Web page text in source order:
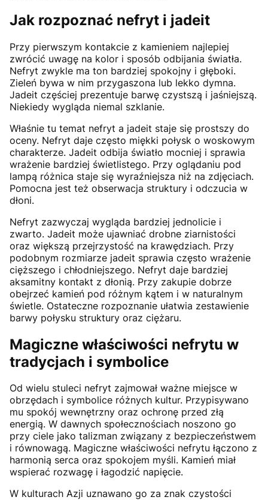
Jak rozpoznać nefryt i jadeit
Przy pierwszym kontakcie z kamieniem najlepiej
zwrócić uwagę na kolor i sposób odbijania światła.
Nefryt zwykle ma ton bardziej spokojny i głęboki.
Zieleń bywa w nim przygaszona lub lekko dymna.
Jadeit częściej prezentuje barwę czystszą i jaśniejszą.
Niekiedy wygląda niemal szklanie.
Właśnie tu temat nefryt a jadeit staje się prostszy do
oceny. Nefryt daje często miękki połysk o woskowym
charakterze. Jadeit odbija światło mocniej i sprawia
wrażenie bardziej świetlistego. Przy oglądaniu pod
lampą różnica staje się wyraźniejsza niż na zdjęciach.
Pomocna jest też obserwacja struktury i odczucia w
dłoni.
Nefryt zazwyczaj wygląda bardziej jednolicie i
zwarto. Jadeit może ujawniać drobne ziarnistości
oraz większą przejrzystość na krawędziach. Przy
podobnym rozmiarze jadeit sprawia często wrażenie
cięższego i chłodniejszego. Nefryt daje bardziej
aksamitny kontakt z dłonią. Przy zakupie dobrze
obejrzeć kamień pod różnym kątem i w naturalnym
świetle. Ostateczne rozpoznanie ułatwia zestawienie
barwy połysku struktury oraz ciężaru.
Magiczne właściwości nefrytu w
tradycjach i symbolice
Od wielu stuleci nefryt zajmował ważne miejsce w
obrzędach i symbolice różnych kultur. Przypisywano
mu spokój wewnętrzny oraz ochronę przed złą
energią. W dawnych społecznościach noszono go
przy ciele jako talizman związany z bezpieczeństwem
i równowagą. Magiczne właściwości nefrytu łączono z
harmonią serca oraz spokojem myśli. Kamień miał
wspierać rozwagę i łagodzić napięcie.
W kulturach Azji uznawano go za znak czystości